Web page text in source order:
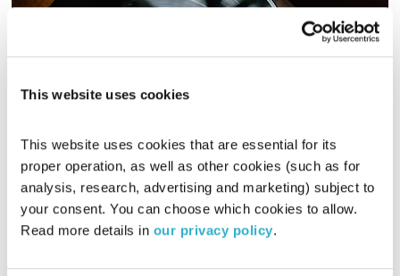
This website uses cookies
This website uses cookies that are essential for its
proper operation, as well as other cookies (such as for
analysis, research, advertising and marketing) subject to
your consent. You can choose which cookies to allow.
Read more details in our privacy policy.
כל יום מחדש – 9.6.26
כל יום מחדש
אמיר פרי
09.06.26
00:59:45